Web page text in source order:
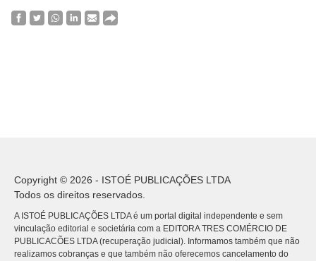
Copyright © 2026 - ISTOÉ PUBLICAÇÕES LTDA
Todos os direitos reservados.
A ISTOÉ PUBLICAÇÕES LTDA é um portal digital independente e sem
vinculação editorial e societária com a EDITORA TRES COMÉRCIO DE
PUBLICACÕES LTDA (recuperação judicial). Informamos também que não
realizamos cobranças e que também não oferecemos cancelamento do